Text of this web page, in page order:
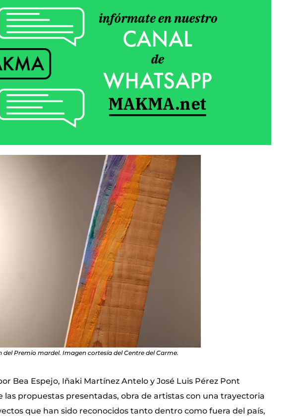
del Premio mardel. Imagen cortesía del Centre del Carme.
Bea Espejo, Iñaki Martínez Antelo y José Luis Pérez Pont
las propuestas presentadas, obra de artistas con una trayectoria
que han sido reconocidos tanto dentro como fuera del país,